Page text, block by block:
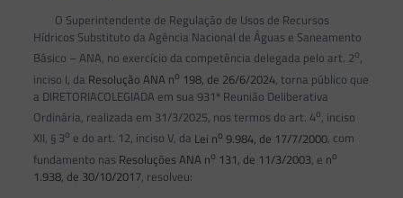
O Superintendente de Regulação de Usos de Recursos
Hídricos Substituto da Agência Nacional de Águas e Saneamento
Básico – ANA, no exercício da competência delegada pelo art. 2o,
inciso I, da Resolução ANA no 198, de 26/6/2024, torna público que
a DIRETORIACOLEGIADA em sua 931ª Reunião Deliberativa
Ordinária, realizada em 31/3/2025, nos termos do art. 4o, inciso
XII, § 3o e do art. 12, inciso V, da Lei no 9.984, de 17/7/2000, com
fundamento nas Resoluções ANA no 131, de 11/3/2003, e no
1.938, de 30/10/2017, resolveu: